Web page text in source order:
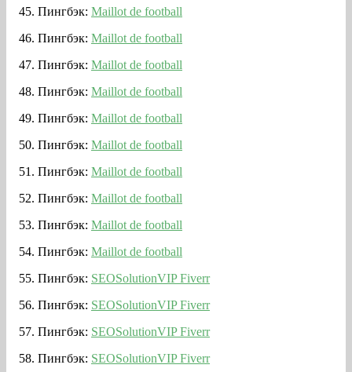
Пингбэк: Maillot de football
Пингбэк: Maillot de football
Пингбэк: Maillot de football
Пингбэк: Maillot de football
Пингбэк: Maillot de football
Пингбэк: Maillot de football
Пингбэк: Maillot de football
Пингбэк: Maillot de football
Пингбэк: Maillot de football
Пингбэк: Maillot de football
Пингбэк: SEOSolutionVIP Fiverr
Пингбэк: SEOSolutionVIP Fiverr
Пингбэк: SEOSolutionVIP Fiverr
Пингбэк: SEOSolutionVIP Fiverr